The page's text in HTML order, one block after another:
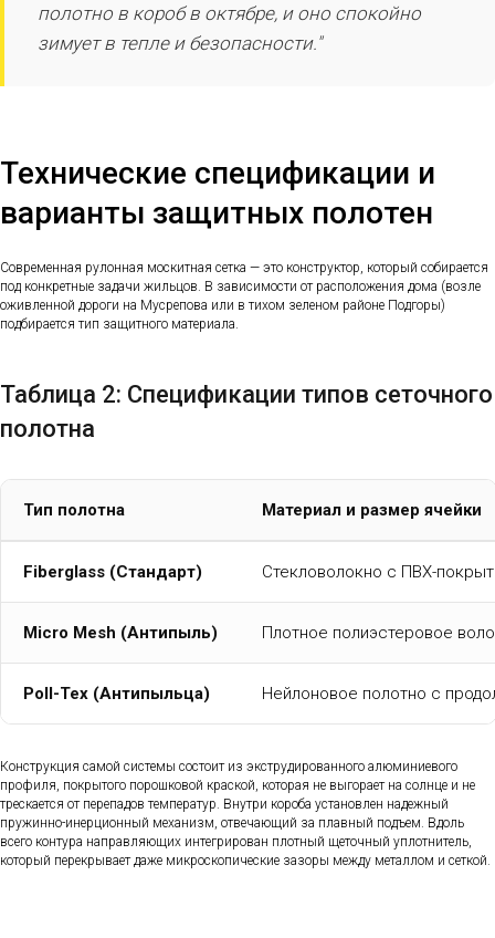
полотно в короб в октябре, и оно спокойно
зимует в тепле и безопасности."
Технические спецификации и
варианты защитных полотен
Современная рулонная москитная сетка — это конструктор, который собирается
под конкретные задачи жильцов. В зависимости от расположения дома (возле
оживленной дороги на Мусрепова или в тихом зеленом районе Подгоры)
подбирается тип защитного материала.
Таблица 2: Спецификации типов сеточного
полотна
Тип полотна Материал и размер ячейки
Fiberglass (Стандарт) Стекловолокно с ПВХ-
Micro Mesh (Антипыль) Плотное полиэстеровое
Poll-Tex (Антипыльца) Нейлоновое полотно с
Конструкция самой системы состоит из экструдированного алюминиевого
профиля, покрытого порошковой краской, которая не выгорает на солнце и не
трескается от перепадов температур. Внутри короба установлен надежный
пружинно-инерционный механизм, отвечающий за плавный подъем. Вдоль
всего контура направляющих интегрирован плотный щеточный уплотнитель,
который перекрывает даже микроскопические зазоры между металлом и сеткой.